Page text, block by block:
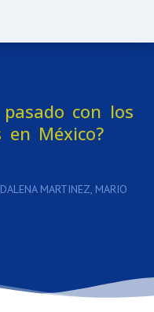
con los
México?
MARTINEZ, MARIO